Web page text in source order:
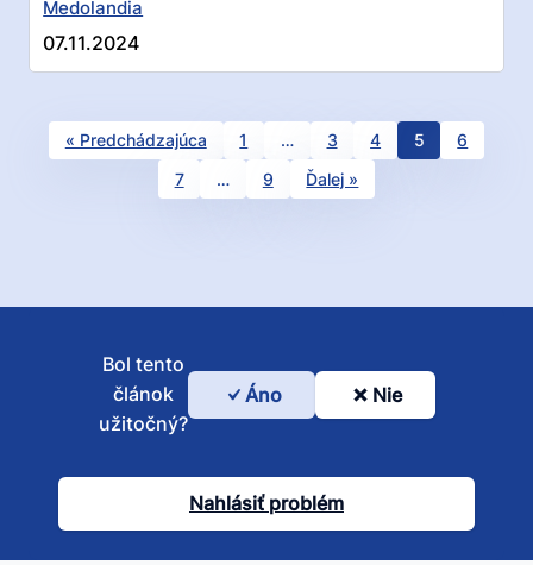
Medolandia
07.11.2024
Results
navigation
« Predchádzajúca 1 … 3 4 5
6
7
… 9 Ďalej »
Bol
článok
užitočný?
Bol tento
článok
užitočný?
Áno Nie
Nahlásiť problém